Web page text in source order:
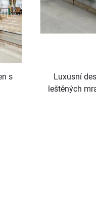
s
Luxusní
leštěných